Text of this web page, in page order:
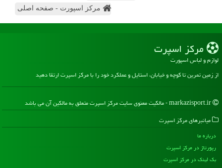
مرکز اسپورت - صفحه اصلی
مركز اسپرت
لوازم و لباس اسپورت
از زمین تمرین تا کوچه و خیابان، استایل و عملکرد خود را با مرکز اسپرت ارتقا دهید
میانبرهای مركز اسپرت
درباره ما
رپورتاژ در مركز اسپرت
بک لینک در مركز اسپرت